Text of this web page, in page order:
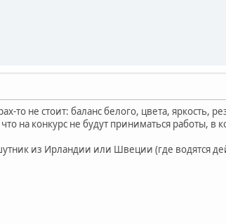
то не стоит: баланс белого, цвета, яркость,
на конкурс не будут приниматься работы, в
из Ирландии или Швеции (где водятся